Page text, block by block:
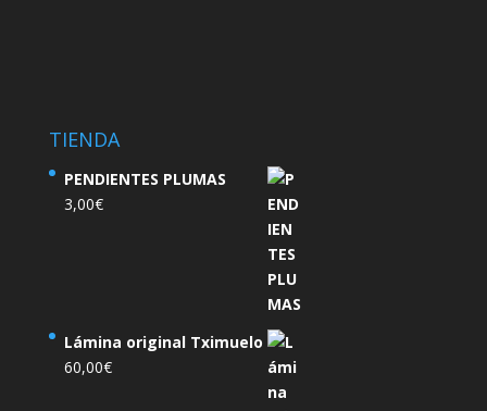
TIENDA
PENDIENTES PLUMAS
3,00€
Lámina original Tximuelo
60,00€